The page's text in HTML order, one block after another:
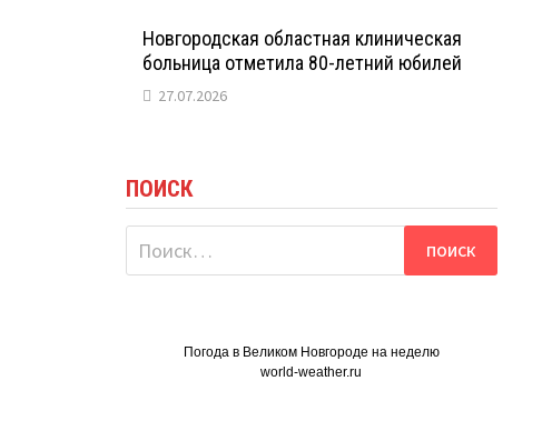
Новгородская областная клиническая
больница отметила 80-летний юбилей
27.07.2026
ПОИСК
Найти:
Погода в Великом Новгороде на неделю
world-weather.ru